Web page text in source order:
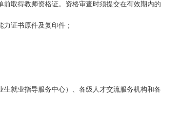
取得教师资格证。资格审查时须提交在有效期内的
证书原件及复印件；
就业指导服务中心）、各级人才交流服务机构和各